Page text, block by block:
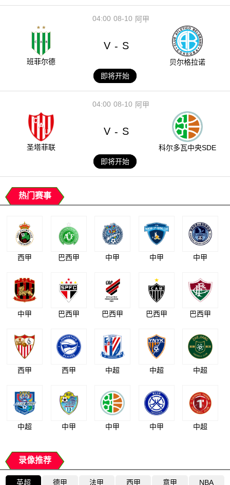
08-10
04:00 阿甲
班菲尔德
V - S
贝尔格拉诺
即将开始
08-10
04:00 阿甲
圣塔菲联
V - S
科尔多瓦中央SDE
即将开始
热门赛事
西甲 巴西甲 中甲 中甲 中甲
中甲 巴西甲 巴西甲 巴西甲 巴西甲
西甲 西甲 中超 中超 中超
中超 中甲 中甲 中甲 中超
录像推荐
英超 德甲 法甲 西甲 意甲 NBA